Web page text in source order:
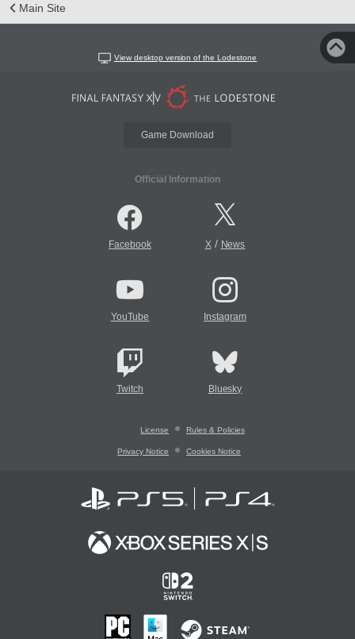
Main Site
View desktop version of the Lodestone
Game Download
Official Information
Facebook X/ News
YouTube Instagram
Twitch Bluesky
License Rules & Policies
Privacy Notice Cookies Notice